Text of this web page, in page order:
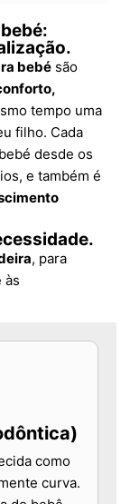
bebé são
tempo uma
filho. Cada
desde os
e também é
, para
às
como
curva.